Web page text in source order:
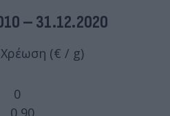
– 31.12.2020
(€ / g)